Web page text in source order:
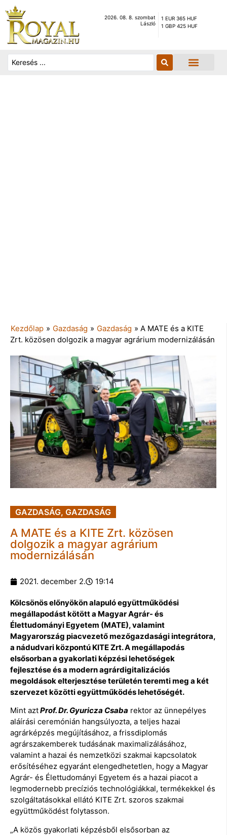
2026. 08. 8. szombat
László
1 EUR 365 HUF
1 GBP 425 HUF
Kezdőlap » Gazdaság » Gazdaság » A MATE és a KITE
Zrt. közösen dolgozik a magyar agrárium modernizálásán
GAZDASÁG, GAZDASÁG
A MATE és a KITE Zrt. közösen
dolgozik a magyar agrárium
modernizálásán
2021. december 2. 19:14
Kölcsönös előnyökön alapuló együttműködési
megállapodást kötött a Magyar Agrár- és
Élettudományi Egyetem (MATE), valamint
Magyarország piacvezető mezőgazdasági integrátora,
a nádudvari központú KITE Zrt. A megállapodás
elsősorban a gyakorlati képzési lehetőségek
fejlesztése és a modern agrárdigitalizációs
megoldások elterjesztése területén teremti meg a két
szervezet közötti együttműködés lehetőségét.
Mint aztProf. Dr. Gyuricza Csaba rektor az ünnepélyes
aláírási ceremónián hangsúlyozta, a teljes hazai
agrárképzés megújításához, a frissdiplomás
agrárszakemberek tudásának maximalizálásához,
valamint a hazai és nemzetközi szakmai kapcsolatok
erősítéséhez egyaránt elengedhetetlen, hogy a Magyar
Agrár- és Élettudományi Egyetem és a hazai piacot a
legmodernebb precíziós technológiákkal, termékekkel és
szolgáltatásokkal ellátó KITE Zrt. szoros szakmai
együttműködést folytasson.
„A közös gyakorlati képzésből elsősorban az